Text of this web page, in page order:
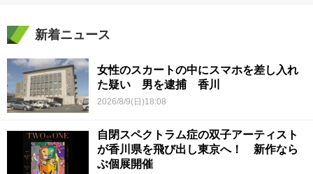
新着ニュース
女性のスカートの中にスマホを差し入れ
た疑い 男を逮捕 香川
2026/8/9(日)18:08
自閉スペクトラム症の双子アーティスト
が香川県を飛び出し東京へ！ 新作なら
ぶ個展開催